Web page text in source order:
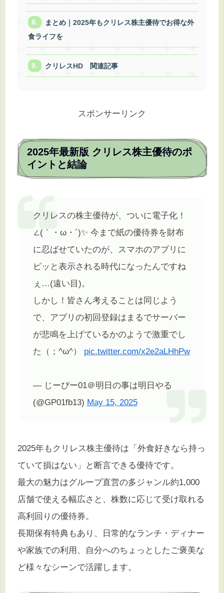
まとめ｜2025年もクリレス株主優待でお得な外
食ライフを
クリレスHD 関連記事
スポンサーリンク
2025年最新版 クリレス株主優待のポ
イントと結論
クリレスの株主優待が、ついに電子化！
∠(｀・ω・´)✨ 今まで紙の優待券を財布
に忍ばせていたのが、スマホのアプリに
ピッと表示される時代になったんですね
ぇ…(遠い目)。
しかし！皆さん考えることは同じよう
で、アプリの初回登録はまるでサーバー
が悲鳴を上げているかのようで激重でし
た（；^ω^） pic.twitter.com/x2e2aLHhPw
— じーぴー01＠明日の事は明日やる
(@GP01fb13) May 15, 2025
2025年もクリレス株主優待は「外食好きなら持っ
ていて損はない」と断言できる優待です。
最大の魅力はグループ直営の多ジャンル約1,000
店舗で使える幅広さと、株数に応じて受け取れる
高利回りの優待券。
長期保有特典もあり、日常的なランチ・ディナー
や家族での利用、自分へのちょっとしたご褒美な
ど様々なシーンで活躍します。